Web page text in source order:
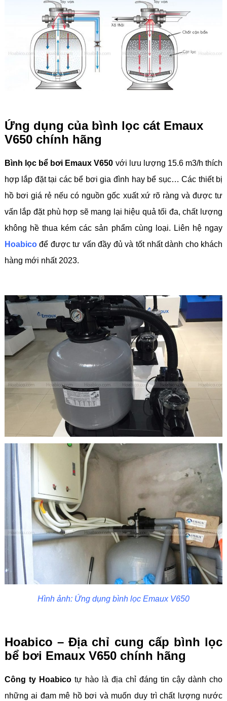
Ứng dụng của bình lọc cát Emaux
V650 chính hãng
Bình lọc bể bơi Emaux V650 với lưu lượng 15.6 m3/h thích
hợp lắp đặt tại các bể bơi gia đình hay bể sục… Các thiết bị
hồ bơi giá rẻ nếu có nguồn gốc xuất xứ rõ ràng và được tư
vấn lắp đặt phù hợp sẽ mang lại hiệu quả tối đa, chất lượng
không hề thua kém các sản phẩm cùng loại. Liên hệ ngay
Hoabicođể được tư vấn đầy đủ và tốt nhất dành cho khách
hàng mới nhất 2023.
Hình ảnh: Ứng dụng bình lọc Emaux V650
Hoabico – Địa chỉ cung cấp bình lọc
bể bơi Emaux V650 chính hãng
Công ty Hoabicotự hào là địa chỉ đáng tin cậy dành cho
những ai đam mê hồ bơi và muốn duy trì chất lượng nước